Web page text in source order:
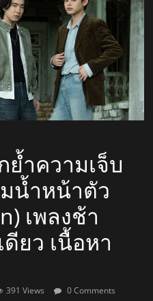
ย้ำความเจ็บ
มน้ำหน้าตัว
เพลงช้า
ยว เนื้อหา
391 Views
0 Comments